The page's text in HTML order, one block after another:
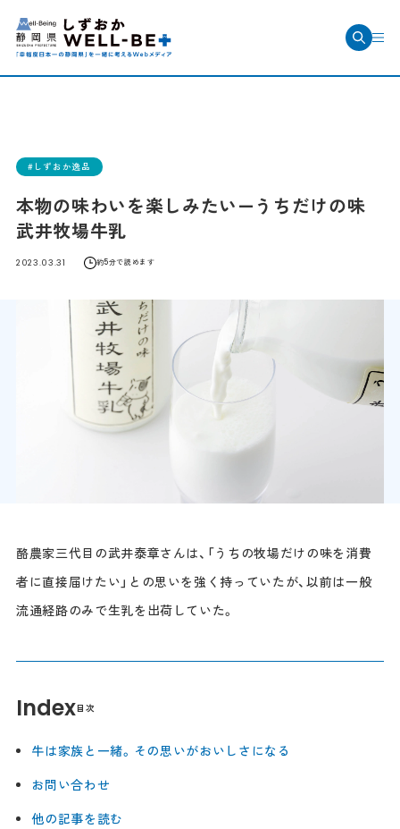
しずおか逸品
本物の味わいを楽しみたい—うちだけの味
武井牧場牛乳
2023.03.31 約5分で読めます
酪農家三代目の武井泰章さんは、「うちの牧場だけの味を消費
者に直接届けたい」との思いを強く持っていたが、以前は一般
流通経路のみで生乳を出荷していた。
Index目次
牛は家族と一緒。その思いがおいしさになる
お問い合わせ
他の記事を読む